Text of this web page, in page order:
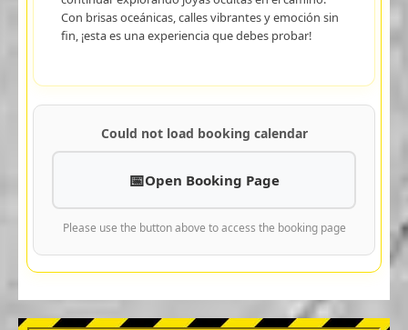
Con brisas oceánicas, calles vibrantes y emoción sin
fin, ¡esta es una experiencia que debes probar!
Could not load booking calendar
Open Booking Page
Please use the button above to access the booking page